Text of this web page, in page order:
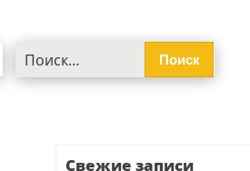
Свежие записи